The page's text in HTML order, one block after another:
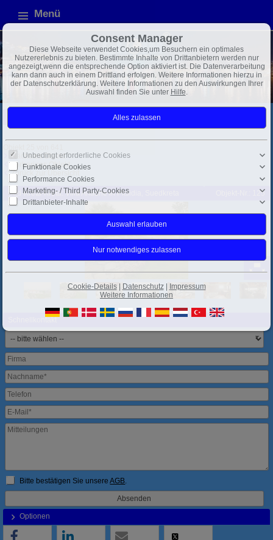
Menü
Exposé
Nächstes Objekt
Vorheriges Objekt
Zurück zur Übersicht
Süd-Kreta-Kreta: Villa Ariadne in Pitsidia, Suedkreta Objekt-Nr.: 125
Bitte bestätigen Sie unsereAGB.
Optionen
Consent Manager
Diese Webseite verwendet Cookies,um Besuchern ein optimales
Nutzererlebnis zu bieten. Bestimmte Inhalte von Drittanbietern werden nur
angezeigt,wenn die entsprechende Option aktiviert ist. Die Datenverarbeitung
kann dann auch in einem Drittland erfolgen. Weitere Informationen hierzu in
der Datenschutzerklärung. Weitere Informationen zu den Auswirkungen Ihrer
Auswahl finden Sie unter Hilfe.
Unbedingt erforderliche Cookies
Funktionale Cookies
Performance Cookies
Marketing- / Third Party-Cookies
Drittanbieter-Inhalte
Cookie-Details| Datenschutz|
Impressum
Weitere Informationen